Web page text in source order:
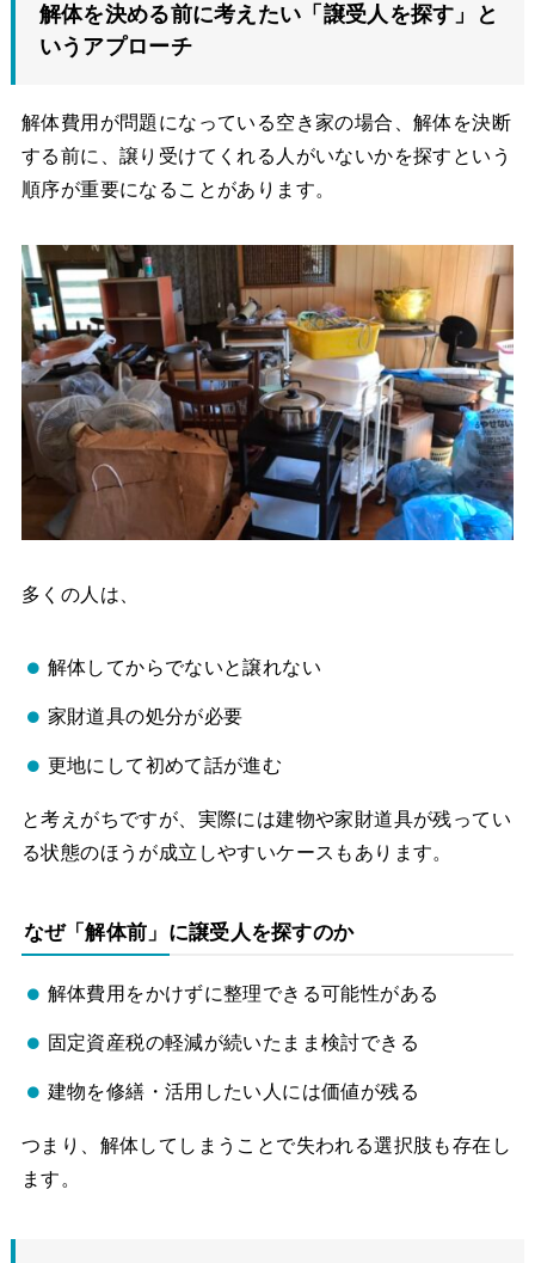
解体を決める前に考えたい「譲受人を探す」と
いうアプローチ
解体費用が問題になっている空き家の場合、解体を決断
する前に、譲り受けてくれる人がいないかを探すという
順序が重要になることがあります。
多くの人は、
解体してからでないと譲れない
家財道具の処分が必要
更地にして初めて話が進む
と考えがちですが、実際には建物や家財道具が残ってい
る状態のほうが成立しやすいケースもあります。
なぜ「解体前」に譲受人を探すのか
解体費用をかけずに整理できる可能性がある
固定資産税の軽減が続いたまま検討できる
建物を修繕・活用したい人には価値が残る
つまり、解体してしまうことで失われる選択肢も存在し
ます。